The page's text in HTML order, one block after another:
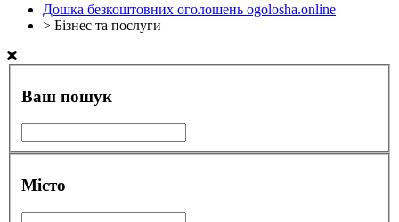
Дошка безкоштовних оголошень ogolosha.online
> Бізнес та послуги
Ваш пошук
Місто